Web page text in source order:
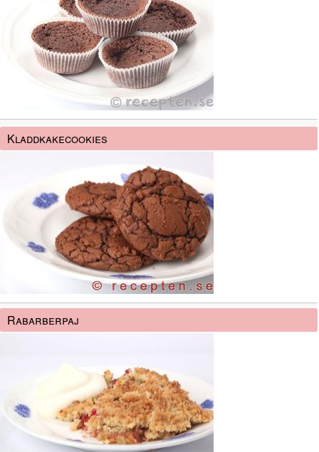
Kladdkakecookies
Rabarberpaj